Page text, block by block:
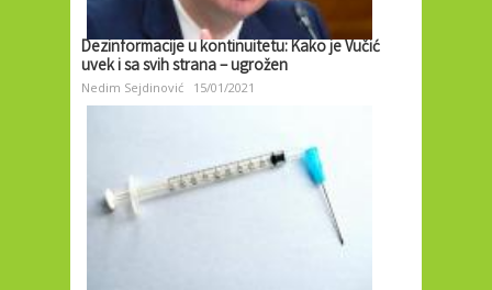
Dezinformacije u kontinuitetu: Kako je Vučić
uvek i sa svih strana – ugrožen
Nedim Sejdinović 15/01/2021